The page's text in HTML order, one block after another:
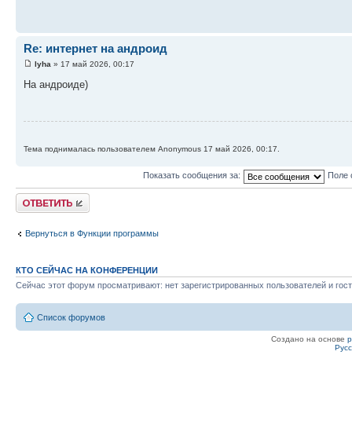
Re: интернет на андроид
lyha » 17 май 2026, 00:17
На андроиде)
Тема поднималась пользователем Anonymous 17 май 2026, 00:17.
Показать сообщения за: Поле
Ответить
Вернуться в Функции программы
КТО СЕЙЧАС НА КОНФЕРЕНЦИИ
Сейчас этот форум просматривают: нет зарегистрированных пользователей и
Список форумов
Создано на основе